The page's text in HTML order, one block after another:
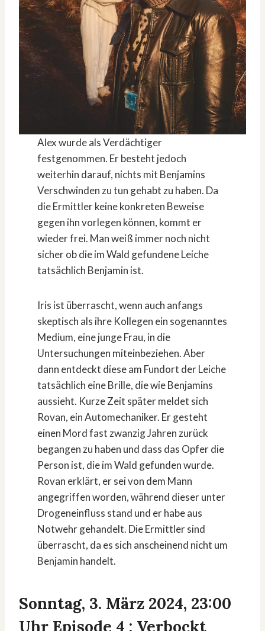
Alex wurde als Verdächtiger
festgenommen. Er besteht jedoch
weiterhin darauf, nichts mit Benjamins
Verschwinden zu tun gehabt zu haben. Da
die Ermittler keine konkreten Beweise
gegen ihn vorlegen können, kommt er
wieder frei. Man weiß immer noch nicht
sicher ob die im Wald gefundene Leiche
tatsächlich Benjamin ist.
Iris ist überrascht, wenn auch anfangs
skeptisch als ihre Kollegen ein sogenanntes
Medium, eine junge Frau, in die
Untersuchungen miteinbeziehen. Aber
dann entdeckt diese am Fundort der Leiche
tatsächlich eine Brille, die wie Benjamins
aussieht. Kurze Zeit später meldet sich
Rovan, ein Automechaniker. Er gesteht
einen Mord fast zwanzig Jahren zurück
begangen zu haben und dass das Opfer die
Person ist, die im Wald gefunden wurde.
Rovan erklärt, er sei von dem Mann
angegriffen worden, während dieser unter
Drogeneinfluss stand und er habe aus
Notwehr gehandelt. Die Ermittler sind
überrascht, da es sich anscheinend nicht um
Benjamin handelt.
Sonntag, 3. März 2024, 23:00
Uhr Episode 4 : Verbockt